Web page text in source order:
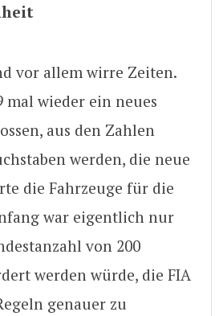
vor allem wirre Zeiten.
mal wieder ein neues
aus den Zahlen
werden, die neue
die Fahrzeuge für die
war eigentlich nur
von 200
werden würde, die FIA
genauer zu